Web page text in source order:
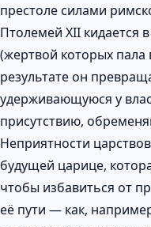
престоле силами
Птолемей XII кидается
(жертвой которых пала
результате он
удерживающуюся у
присутствию,
Неприятности
будущей царице,
чтобы избавиться от
её пути — как,